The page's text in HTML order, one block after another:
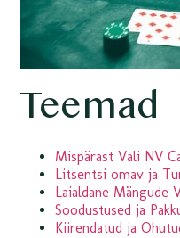
Teemad
Mispärast Vali NV
Litsentsi omav ja
Laialdane Mängude
Soodustused ja
Kiirendatud ja